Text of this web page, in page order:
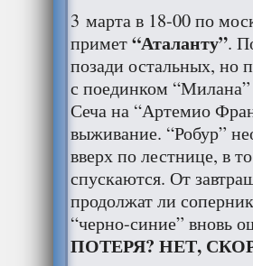
3 марта в 18-00 по
примет“Аталанту”.
позади остальных, но
с поединком
Сеча на “Артемио
выживание. “Робур”
вверх по лестнице, в
спускаются. От
продолжат ли
“черно-синие” вновь
ПОТЕРЯ? НЕТ,